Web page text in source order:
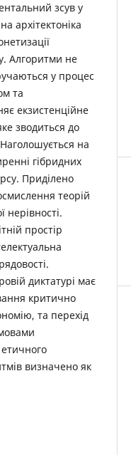
зсув у
архітектоніка
Алгоритми не
у процес
та
екзистенційне
зводиться до
на
гібридних
Приділено
теорій
нерівності.
простір
диктатурі має
критично
та перехід
визначено як